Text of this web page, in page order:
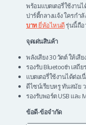
พร้อมแบตเตอรี่ใช้งาน
ปาร์ตี้กลางแจ้ง ใครกำ
บาทยี่ห้อไหนดีรุ่นนี้ถือ
จุดเด่นสินค้า
พลังเสียง 30 วัตต์ ให้เ
รองรับ Bluetooth เสถี
แบตเตอรี่ใช้งานได้ต่อเ
ดีไซน์เรียบหรู ทันสมัย
รองรับพอร์ต USB และ
ข้อดี-ข้อจำกัด